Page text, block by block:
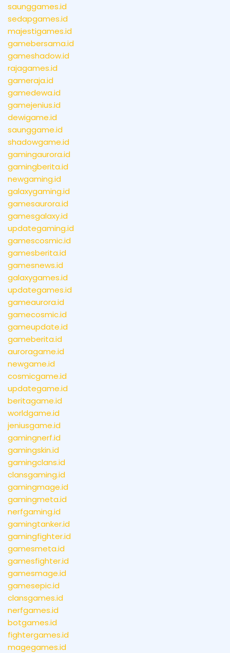
saunggames.id
sedapgames.id
majestigames.id
gamebersama.id
gameshadow.id
rajagames.id
gameraja.id
gamedewa.id
gamejenius.id
dewigame.id
saunggame.id
shadowgame.id
gamingaurora.id
gamingberita.id
newgaming.id
galaxygaming.id
gamesaurora.id
gamesgalaxy.id
updategaming.id
gamescosmic.id
gamesberita.id
gamesnews.id
galaxygames.id
updategames.id
gameaurora.id
gamecosmic.id
gameupdate.id
gameberita.id
auroragame.id
newgame.id
cosmicgame.id
updategame.id
beritagame.id
worldgame.id
jeniusgame.id
gamingnerf.id
gamingskin.id
gamingclans.id
clansgaming.id
gamingmage.id
gamingmeta.id
nerfgaming.id
gamingtanker.id
gamingfighter.id
gamesmeta.id
gamesfighter.id
gamesmage.id
gamesepic.id
clansgames.id
nerfgames.id
botgames.id
fightergames.id
magegames.id